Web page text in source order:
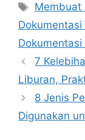
Membuat
Dokumentasi
Dokumentasi
7
Liburan,
8 Jenis
Digunakan